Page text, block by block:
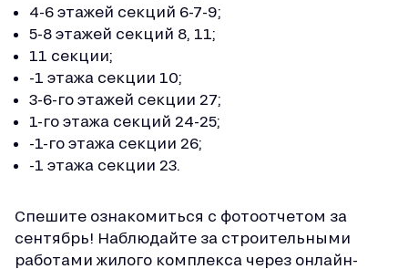
4-6 этажей секций 6-7-9;
5-8 этажей секций 8, 11;
11 секции;
-1 этажа секции 10;
3-6-го этажей секции 27;
1-го этажа секций 24-25;
-1-го этажа секции 26;
-1 этажа секции 23.
Спешите ознакомиться с фотоотчетом за
сентябрь! Наблюдайте за строительными
работами жилого комплекса через онлайн-